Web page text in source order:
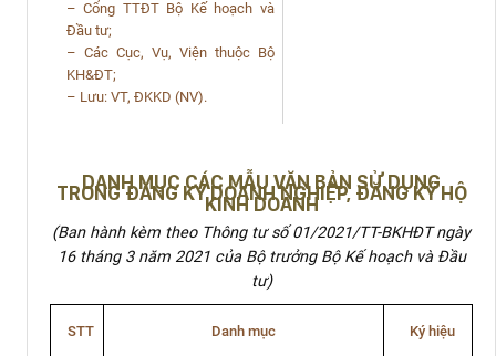
– Cổng TTĐT Bộ Kế hoạch và
Đầu tư;
– Các Cục, Vụ, Viện thuộc Bộ
KH&ĐT;
– Lưu: VT, ĐKKD (NV).
DANH MỤCCÁC MẪU VĂN BẢN SỬ DỤNG
TRONG ĐĂNG KÝ DOANH NGHIỆP, ĐĂNG KÝ HỘ
KINH DOANH
(Ban hành kèm theo Thông tư số 01/2021/TT-BKHĐT ngày
16 tháng 3 năm 2021 của Bộ trưởng Bộ Kế hoạch và Đầu
tư)
STT Danh mục Ký hiệu